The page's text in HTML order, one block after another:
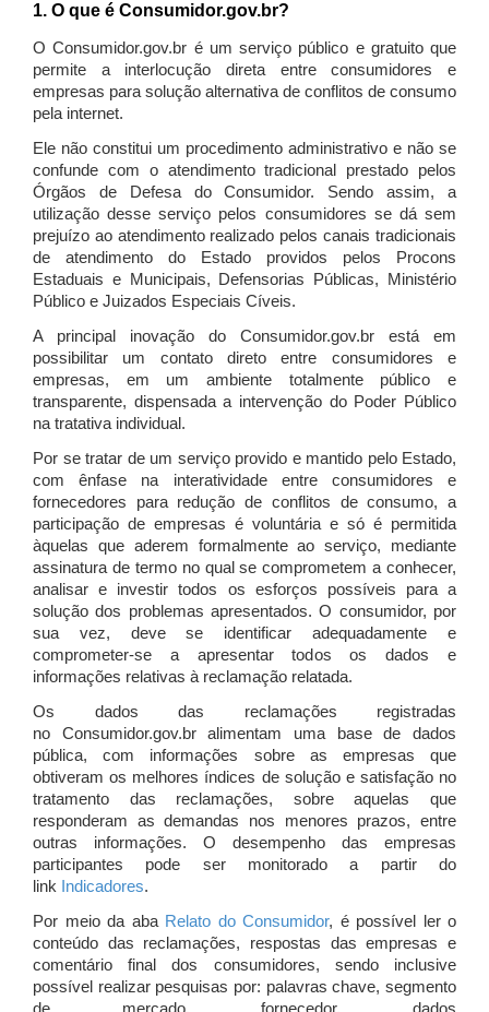
1. O que é Consumidor.gov.br?
O Consumidor.gov.br é um serviço público e gratuito que
permite a interlocução direta entre consumidores e
empresas para solução alternativa de conflitos de consumo
pela internet.
Ele não constitui um procedimento administrativo e não se
confunde com o atendimento tradicional prestado pelos
Órgãos de Defesa do Consumidor. Sendo assim, a
utilização desse serviço pelos consumidores se dá sem
prejuízo ao atendimento realizado pelos canais tradicionais
de atendimento do Estado providos pelos Procons
Estaduais e Municipais, Defensorias Públicas, Ministério
Público e Juizados Especiais Cíveis.
A principal inovação do Consumidor.gov.br está em
possibilitar um contato direto entre consumidores e
empresas, em um ambiente totalmente público e
transparente, dispensada a intervenção do Poder Público
na tratativa individual.
Por se tratar de um serviço provido e mantido pelo Estado,
com ênfase na interatividade entre consumidores e
fornecedores para redução de conflitos de consumo, a
participação de empresas é voluntária e só é permitida
àquelas que aderem formalmente ao serviço, mediante
assinatura de termo no qual se comprometem a conhecer,
analisar e investir todos os esforços possíveis para a
solução dos problemas apresentados. O consumidor, por
sua vez, deve se identificar adequadamente e
comprometer-se a apresentar todos os dados e
informações relativas à reclamação relatada.
Os dados das reclamações registradas
no Consumidor.gov.br alimentam uma base de dados
pública, com informações sobre as empresas que
obtiveram os melhores índices de solução e satisfação no
tratamento das reclamações, sobre aquelas que
responderam as demandas nos menores prazos, entre
outras informações. O desempenho das empresas
participantes pode ser monitorado a partir do
link Indicadores.
Por meio da aba Relato do Consumidor, é possível ler o
conteúdo das reclamações, respostas das empresas e
comentário final dos consumidores, sendo inclusive
possível realizar pesquisas por: palavras chave, segmento